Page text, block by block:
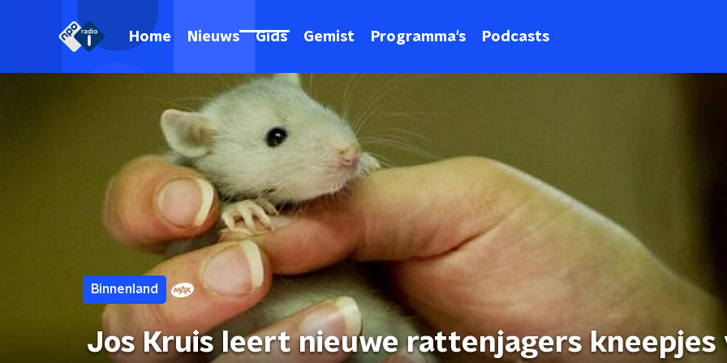
Home Nieuws Gids Gemist Programma's Podcasts
Binnenland
Jos Kruis leert nieuwe rattenjagers kneepjes